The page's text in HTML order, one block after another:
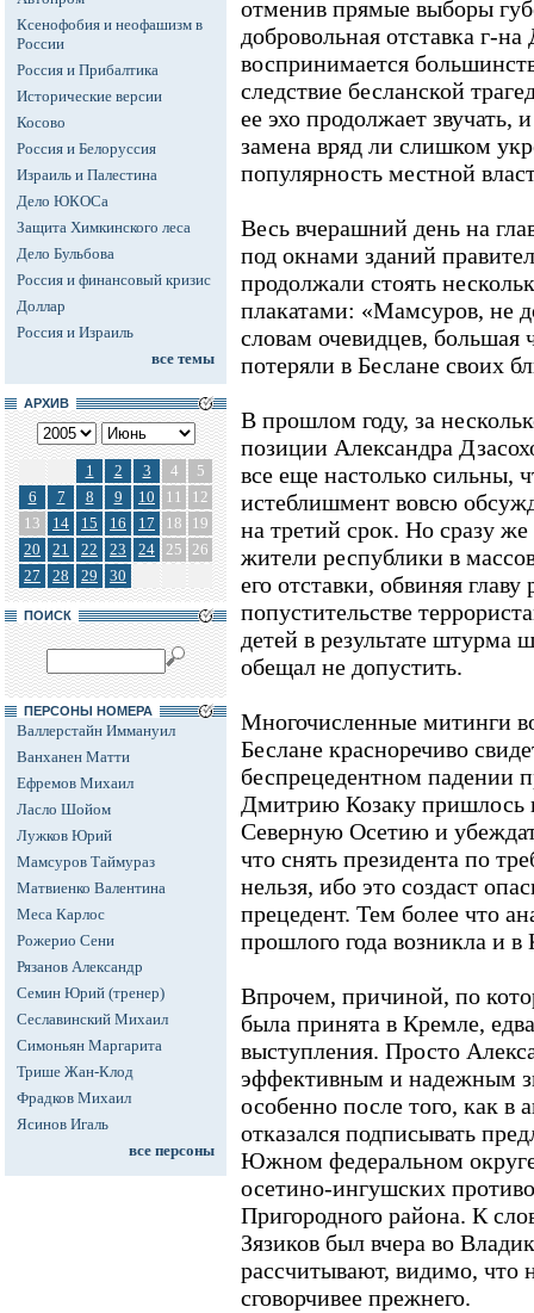
Ксенофобия и неофашизм в
России
Россия и Прибалтика
Исторические версии
Косово
Россия и Белоруссия
Израиль и Палестина
Дело ЮКОСа
Защита Химкинского леса
Дело Бульбова
Россия и финансовый кризис
Доллар
Россия и Израиль
все темы
АРХИВ
1 2 3 4
5
6
7 8 9 10 11
12
13
14 15 16 17 18
19
20
21 22 23 24 25 26
27
28 29 30
ПОИСК
ПЕРСОНЫ НОМЕРА
Валлерстайн Иммануил
Ванханен Матти
Ефремов Михаил
Ласло Шойом
Лужков Юрий
Мамсуров Таймураз
Матвиенко Валентина
Меса Карлос
Рожерио Сени
Рязанов Александр
Семин Юрий (тренер)
Сеславинский Михаил
Симоньян Маргарита
Трише Жан-Клод
Фрадков Михаил
Ясинов Игаль
все персоны
отменив прямые выборы
добровольная отставка г-на
воспринимается
следствие бесланской
ее эхо продолжает звучать,
замена вряд ли слишком
популярность местной
Весь вчерашний день на
под окнами зданий
продолжали стоять
плакатами: «Мамсуров, не
словам очевидцев, большая
потеряли в Беслане своих
В прошлом году, за
позиции Александра
все еще настолько сильны,
истеблишмент вовсю
на третий срок. Но сразу
жители республики в
его отставки, обвиняя
попустительстве
детей в результате штурма
обещал не допустить.
Многочисленные митинги
Беслане красноречиво
беспрецедентном падении
Дмитрию Козаку пришлось
Северную Осетию и
что снять президента по
нельзя, ибо это создаст
прецедент. Тем более что
прошлого года возникла и в
Впрочем, причиной, по
была принята в Кремле,
выступления. Просто
эффективным и надежным
особенно после того, как в
отказался подписывать
Южном федеральном
осетино-ингушских
Пригородного района. К
Зязиков был вчера во
рассчитывают, видимо, что
сговорчивее прежнего.